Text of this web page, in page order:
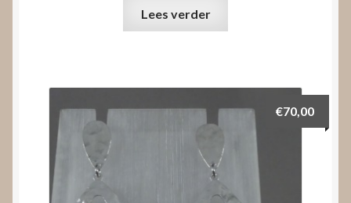
Lees verder
€70,00